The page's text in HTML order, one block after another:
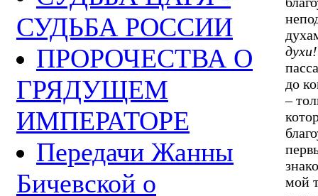
СУДЬБА РОССИИ
ПРОРОЧЕСТВА О
ГРЯДУЩЕМ
ИМПЕРАТОРЕ
Передачи Жанны
Бичевской о
духи!
до
–
мой